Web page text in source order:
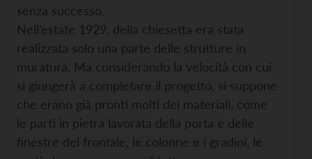
senza successo.
Nell’estate 1929, della chiesetta era stata
realizzata solo una parte delle strutture in
muratura. Ma considerando la velocità con cui
si giungerà a completare il progetto, si suppone
che erano già pronti molti dei materiali, come
le parti in pietra lavorata della porta e delle
finestre del frontale, le colonne e i gradini, le